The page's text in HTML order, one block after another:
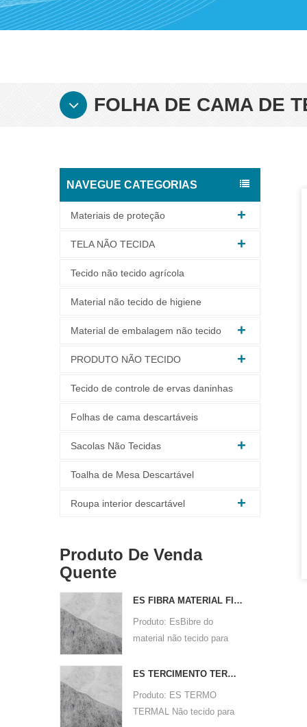
FOLHA DE CAMA DE
NAVEGUE CATEGORIAS
Materiais de proteção
TELA NÃO TECIDA
Tecido não tecido agrícola
Material não tecido de higiene
Material de embalagem não tecido
PRODUTO NÃO TECIDO
Tecido de controle de ervas daninhas
Folhas de cama descartáveis
Sacolas Não Tecidas
Toalha de Mesa Descartável
Roupa interior descartável
Produto De Venda
Quente
ES FIBRA MATERIAL FIBRO NÃO TERRO PARA PABILIZAÇÃO
Produto: EsBibre do
material não tecido para
Matéria -prima: PPPE
Design pontilhado: ponto
ES TERCIMENTO TERMAL NÃO PERIFICANTE PARA SAP
Produto: ES TERMO
TERMAL Não tecido para